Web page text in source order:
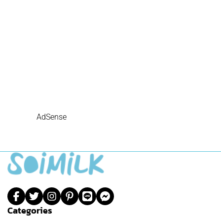
AdSense
Categories